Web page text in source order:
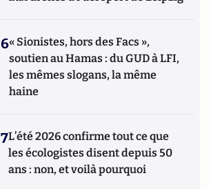
6« Sionistes, hors des Facs »,
soutien au Hamas : du GUD à LFI,
les mêmes slogans, la même
haine
7L’été 2026 confirme tout ce que
les écologistes disent depuis 50
ans : non, et voilà pourquoi